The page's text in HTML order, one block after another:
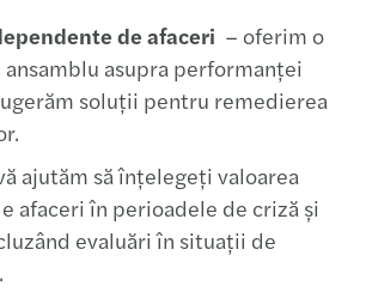
de afaceri – oferim o
asupra performanței
soluții pentru remedierea
ajutăm să înțelegeți valoarea
afaceri în perioadele de criză și
evaluări în situații de